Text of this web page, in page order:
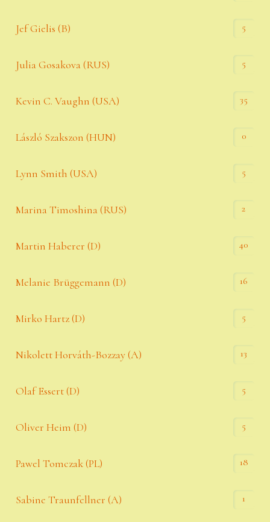
Jef Gielis (B) 5
Julia Gosakova (RUS) 5
Kevin C. Vaughn (USA) 35
László Szakszon (HUN) 0
Lynn Smith (USA) 5
Marina Timoshina (RUS) 2
Martin Haberer (D) 40
Melanie Brüggemann (D) 16
Mirko Hartz (D) 5
Nikolett Horváth-Bozzay (A) 13
Olaf Essert (D) 5
Oliver Heim (D) 5
Pawel Tomczak (PL) 18
Sabine Traunfellner (A) 1